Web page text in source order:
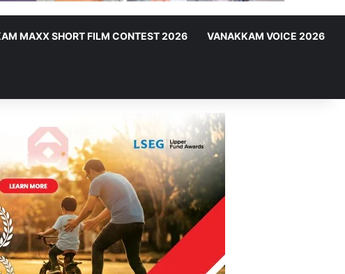
MAXX SHORT FILM CONTEST 2026 VANAKKAM VOICE 2026